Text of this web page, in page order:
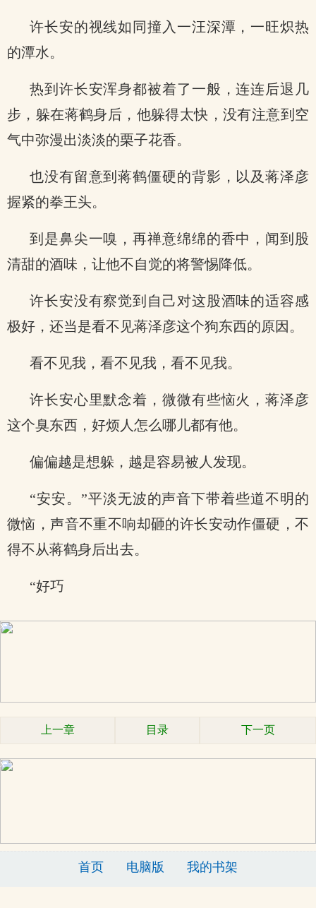
许长安的视线如同撞入一汪深潭，一旺炽热
的潭水。
热到许长安浑身都被着了一般，连连后退几
步，躲在蒋鹤身后，他躲得太快，没有注意到空
气中弥漫出淡淡的栗子花香。
也没有留意到蒋鹤僵硬的背影，以及蒋泽彦
握紧的拳王头。
到是鼻尖一嗅，再禅意绵绵的香中，闻到股
清甜的酒味，让他不自觉的将警惕降低。
许长安没有察觉到自己对这股酒味的适容感
极好，还当是看不见蒋泽彦这个狗东西的原因。
看不见我，看不见我，看不见我。
许长安心里默念着，微微有些恼火，蒋泽彦
这个臭东西，好烦人怎么哪儿都有他。
偏偏越是想躲，越是容易被人发现。
“安安。”平淡无波的声音下带着些道不明的
微恼，声音不重不响却砸的许长安动作僵硬，不
得不从蒋鹤身后出去。
“好巧
x
上一章 目录 下一页
x
首页 电脑版 我的书架